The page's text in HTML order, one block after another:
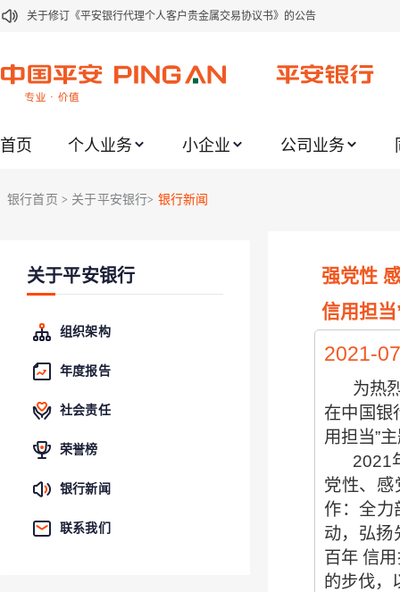
关于修订《平安银行代理个人客户贵金属交易协议书》的公告
关于我行聚金宝交易软件升级更新的通知
关于2020年端午节期间上金所代理业务调整合约保证金比例和涨跌幅度限制的
关于加强代理贵金属业务风险防范的提示
关于调整存量首套住房贷款利率的公告
首页 个人业务 小企业 公司业务
银行首页 > 关于平安银行> 银行新闻
关于平安银行
组织架构
年度报告
社会责任
荣誉榜
银行新闻
联系我们
强党性
信用担
2021-
为热
在中国银
用担当”
2021
党性、感
作：全力
动，弘扬
百年 信
的步伐，